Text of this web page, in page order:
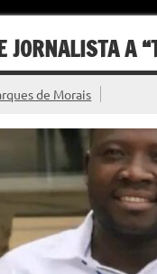
JORNALISTA A
de Morais